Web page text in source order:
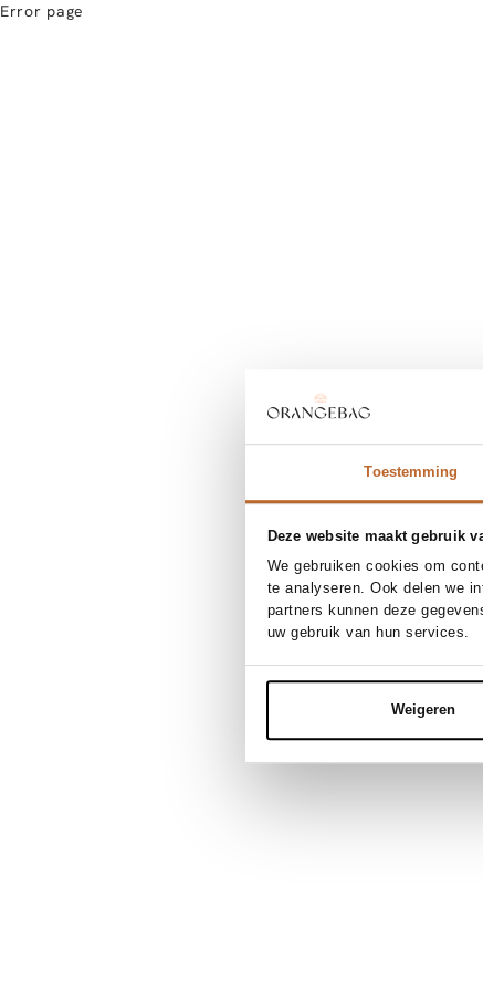
Toestemming
Deze website maakt gebruik
We gebruiken cookies om
te analyseren. Ook delen we
partners kunnen deze
uw gebruik van hun services.
Weigeren
Error page